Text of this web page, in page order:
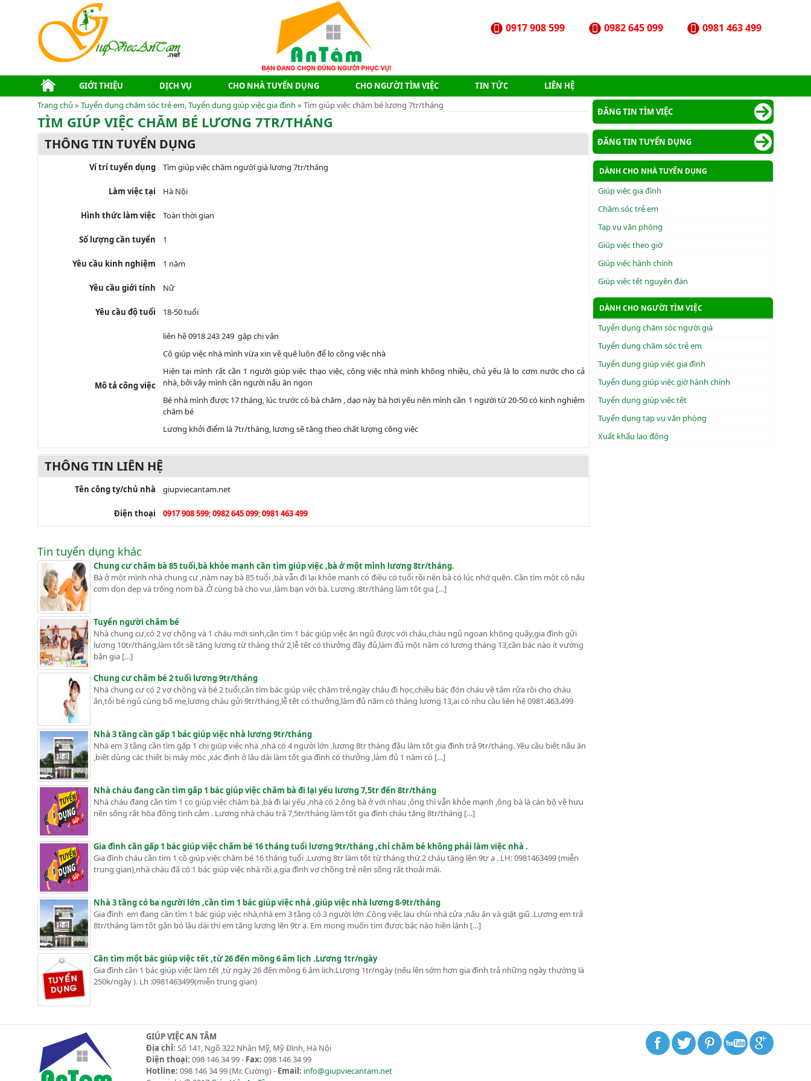
0981 463 499
0982 645 099
0917 908 599
GIỚI THIỆU DỊCH VỤ CHO NHÀ TUYỂN DỤNG CHO NGƯỜI TÌM VIỆC TIN TỨC
LIÊN HỆ
Trang chủ » Tuyển dụng chăm sóc trẻ em,Tuyển dụng giúp việc gia đình » Tìm giúp việc chăm bé lương 7tr/tháng
TÌM GIÚP VIỆC CHĂM BÉ LƯƠNG 7TR/THÁNG
THÔNG TIN TUYỂN DỤNG
Ví trí tuyển dụng Tìm giúp việc chăm người già lương 7tr/tháng
Làm việc tại Hà Nội
Hình thức làm việc Toàn thời gian
Số lượng cần tuyển 1
Yêu cầu kinh nghiệm 1 năm
Yêu cầu giới tính Nữ
Yêu cầu độ tuổi 18-50 tuổi
Mô tả công việc
liên hệ 0918 243 249 gặp chị vân
Cô giúp việc nhà mình vừa xin về quê luôn để lo công việc nhà
Hiện tại mình rất cần 1 người giúp việc thạo việc, công việc nhà mình không nhiều, chủ yếu là lo cơm nước cho cả
nhà, bởi vậy mình cần người nấu ăn ngon
Bé nhà mình được 17 tháng, lúc trước có bà chăm , dạo này bà hơi yếu nên mình cần 1 người từ 20-50 có kinh nghiệm
chăm bé
Lương khởi điểm là 7tr/tháng, lương sẽ tăng theo chất lượng công việc
THÔNG TIN LIÊN HỆ
Tên công ty/chủ nhà giupviecantam.net
Điện thoại 0917 908 599;0982 645 099;0981 463 499
Tin tuyển dụng khác
Chung cư chăm bà 85 tuổi,bà khỏe mạnh cần tìm giúp việc ,bà ở một mình lương 8tr/tháng.
Bà ở một mình nhà chung cư ,năm nay bà 85 tuổi ,bà vẫn đi lại khỏe mạnh có điều có tuổi rồi nên bà có lúc nhớ quên. Cần tìm một cô nấu
cơm dọn dẹp và trông nom bà .Ở cùng bà cho vui ,làm bạn với bà. Lương :8tr/tháng làm tốt gia […]
Tuyển người chăm bé
Nhà chung cư,có 2 vợ chồng và 1 cháu mới sinh,cần tìm 1 bác giúp việc ăn ngủ được với cháu,cháu ngủ ngoan không quấy,gia đình gửi
lương 10tr/tháng,làm tốt sẽ tăng lương từ tháng thứ 2,lễ tết có thưởng đầy đủ,làm đủ một năm có lương tháng 13,cần bác nào ít vướng
bận gia […]
Chung cư chăm bé 2 tuổi lương 9tr/tháng
Nhà chung cư có 2 vợ chồng và bé 2 tuổi,cần tìm bác giúp việc chăm trẻ,ngày cháu đi học,chiều bác đón cháu về tắm rửa rồi cho cháu
ăn,tối bé ngủ cùng bố mẹ,lương cháu gửi 9tr/tháng,lễ tết có thưởng,làm đủ năm có tháng lương 13,ai có nhu cầu liên hệ 0981.463.499
Nhà 3 tầng cần gấp 1 bác giúp việc nhà lương 9tr/tháng
Nhà em 3 tầng cần tìm gấp 1 chị giúp việc nhà ,nhà có 4 người lớn ,lương 8tr tháng đầu làm tốt gia đình trả 9tr/tháng. Yêu cầu biết nấu ăn
,biết dùng các thiết bị máy móc ,xác định ở lâu dài làm tốt gia đình có thưởng ,làm đủ 1 năm có […]
Nhà cháu đang cần tìm gấp 1 bác giúp việc chăm bà đi lại yếu lương 7,5tr đến 8tr/tháng
Nhà cháu đang cần tìm 1 co giúp việc chăm bà ,bà đi lại yếu ,nhà có 2 ông bà ở với nhau ,ông thì vẫn khỏe mạnh ,ông bà là cán bộ về hưu
nên sống rất hòa đồng tình cảm . Lương nhà cháu trả 7,5tr/tháng làm tốt gia đình cháu tăng 8tr/tháng […]
Gia đình cần gấp 1 bác giúp việc chăm bé 16 tháng tuổi lương 9tr/tháng ,chỉ chăm bé không phải làm việc nhà .
Gia đình cháu cần tìm 1 cô giúp việc chăm bé 16 tháng tuổi .Lương 8tr làm tốt từ tháng thứ 2 cháu tăng lên 9tr ạ . LH: 0981463499 (miễn
trung gian),nhà cháu đã có 1 bác giúp việc nhà rồi ạ,gia đình vợ chồng trẻ nên sống rất thoải mái.
Nhà 3 tầng có ba người lớn ,cần tìm 1 bác giúp việc nhà ,giúp việc nhà lương 8-9tr/tháng
Gia đình em đang cần tìm 1 bác giúp việc nhà,nhà em 3 tầng có 3 người lớn .Công việc lau chùi nhà cửa ,nấu ăn và giặt giũ .Lương em trả
8tr/tháng làm tốt gắn bó lâu dài thì em tăng lương lên 9tr ạ. Em mong muốn tim được bác nào hiền lành […]
Cần tìm một bác giúp việc tết ,từ 26 đến mồng 6 âm lịch .Lương 1tr/ngày
Gia đình cần 1 bác giúp việc làm tết ,từ ngày 26 đến mồng 6 âm lịch.Lương 1tr/ngày (nếu lên sớm hơn gia đình trả những ngày thường là
250k/ngày ). Lh :0981463499(miễn trung gian)
ĐĂNG TIN TÌM VIỆC
ĐĂNG TIN TUYỂN DỤNG
DÀNH CHO NHÀ TUYỂN DỤNG
Giúp việc gia đình
Chăm sóc trẻ em
Tạp vụ văn phòng
Giúp việc theo giờ
Giúp việc hành chính
Giúp việc tết nguyên đán
DÀNH CHO NGƯỜI TÌM VIỆC
Tuyển dụng chăm sóc người già
Tuyển dụng chăm sóc trẻ em
Tuyển dụng giúp việc gia đình
Tuyển dụng giúp việc giờ hành chính
Tuyển dụng giúp việc tết
Tuyển dụng tạp vụ văn phòng
Xuẩt khẩu lao động
GIÚP VIỆC AN TÂM
Địa chỉ: Số 141, Ngõ 322 Nhân Mỹ, Mỹ Đình, Hà Nội
Điện thoại: 098 146 34 99 - Fax: 098 146 34 99
Hotline: 098 146 34 99(Mr. Cường) - Email: info@giupviecantam.net